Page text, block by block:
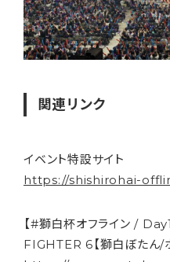
関連リンク
イベント特設サイト
https://shishirohai-
【#獅白杯オフライン /
FIGHTER 6【獅白ぼたん/